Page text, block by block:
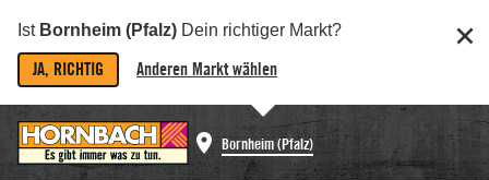
Ist Bornheim (Pfalz) Dein richtiger Markt?
JA, RICHTIG Anderen Markt wählen
Bornheim (Pfalz)